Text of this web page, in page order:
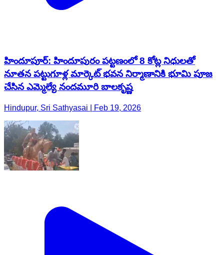
హిందూపూర్‌: హిందూపురం పట్టణంలో 8 కోట్ల నిధులతో
నూతన పట్టుగూళ్ల మార్కెట్ భవన నిర్మాణానికి భూమి పూజ
చేసిన ఎమ్మెల్యే నందమూరి బాలకృష్ణ
Hindupur, Sri Sathyasai | Feb 19, 2026